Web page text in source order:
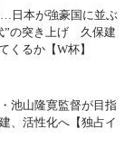
…日本が強豪国に並ぶ
”の突き上げ 久保建
くるか【W杯】
池山隆寛監督が目指
、活性化へ【独占イ